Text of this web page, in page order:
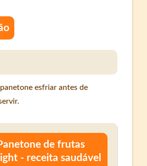
esfriar antes de
de frutas
- receita saudável